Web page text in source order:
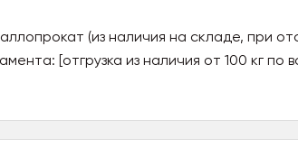
(из наличия на складе, при
[отгрузка из наличия от 100 кг по